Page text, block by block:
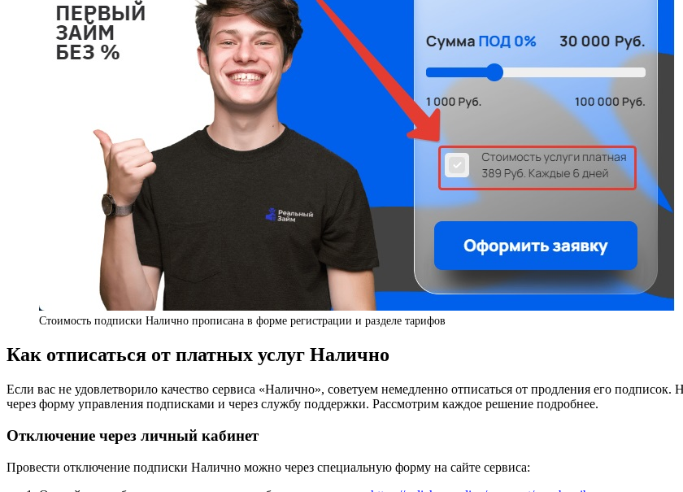
Стоимость подписки Налично прописана в форме регистрации и разделе тарифов
Как отписаться от платных услуг Налично
Если вас не удовлетворило качество сервиса «Налично», советуем немедленно отписаться от продления его
через форму управления подписками и через службу поддержки. Рассмотрим каждое решение подробнее.
Отключение через личный кабинет
Провести отключение подписки Налично можно через специальную форму на сайте сервиса: